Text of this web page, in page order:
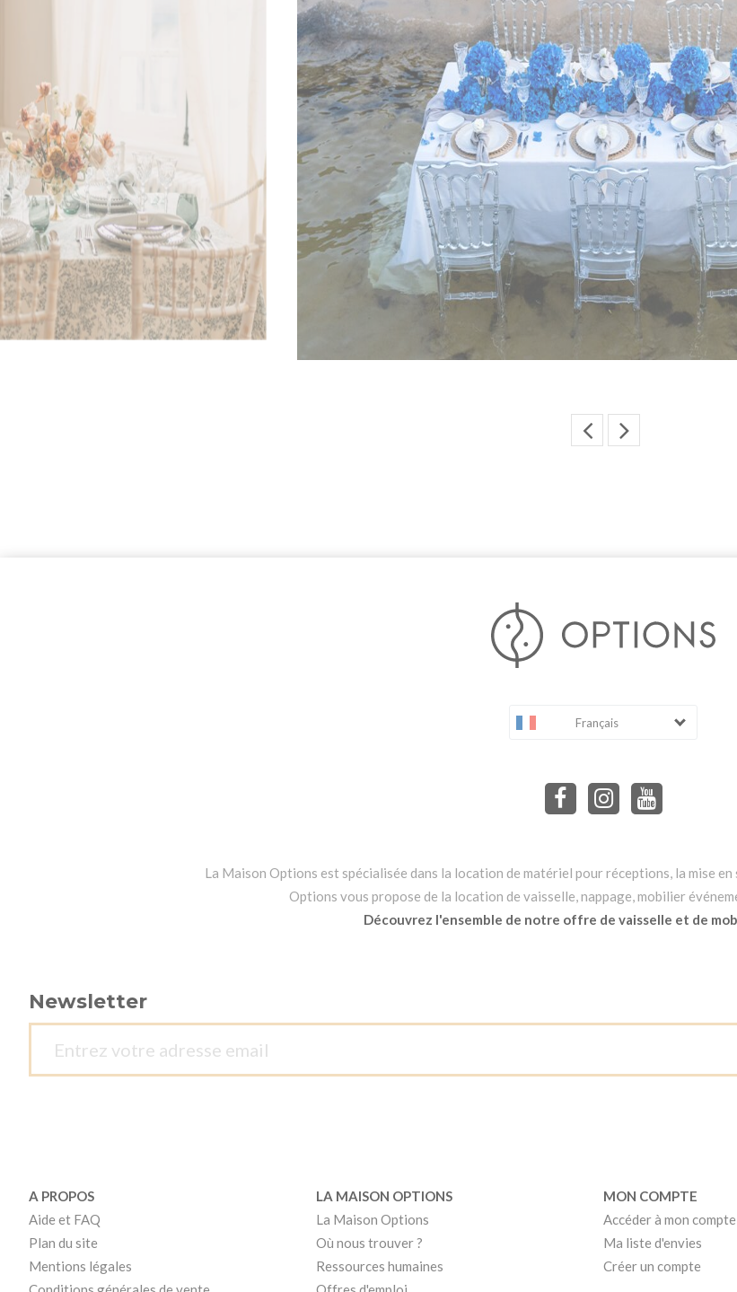
Français
La Maison Options est spécialisée dans la location de matériel pour réceptions, la mise
Options vous propose de la location de vaisselle, nappage, mobilier
Découvrez l'ensemble de notre offre de vaisselle et de
Newsletter
A PROPOS
Aide et FAQ
Plan du site
Mentions légales
LA MAISON OPTIONS
La Maison Options
Où nous trouver ?
Ressources humaines
MON COMPTE
Accéder à mon compte
Ma liste d'envies
Créer un compte